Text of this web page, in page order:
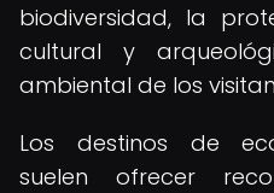
biodiversidad, la
cultural y
ambiental de los
Los destinos de
suelen ofrecer